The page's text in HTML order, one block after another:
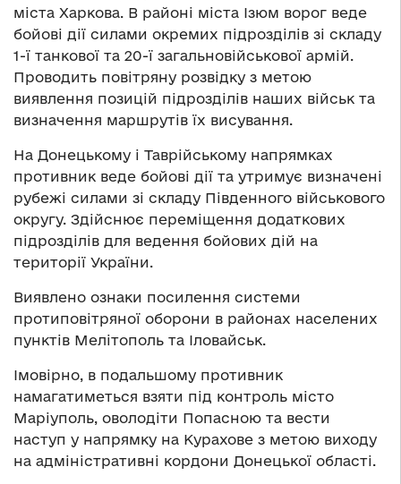
міста Харкова. В районі міста Ізюм ворог веде
бойові дії силами окремих підрозділів зі складу
1-ї танкової та 20-ї загальновійськової армій.
Проводить повітряну розвідку з метою
виявлення позицій підрозділів наших військ та
визначення маршрутів їх висування.
На Донецькому і Таврійському напрямках
противник веде бойові дії та утримує визначені
рубежі силами зі складу Південного військового
округу. Здійснює переміщення додаткових
підрозділів для ведення бойових дій на
території України.
Виявлено ознаки посилення системи
протиповітряної оборони в районах населених
пунктів Мелітополь та Іловайськ.
Імовірно, в подальшому противник
намагатиметься взяти під контроль місто
Маріуполь, оволодіти Попасною та вести
наступ у напрямку на Курахове з метою виходу
на адміністративні кордони Донецької області.